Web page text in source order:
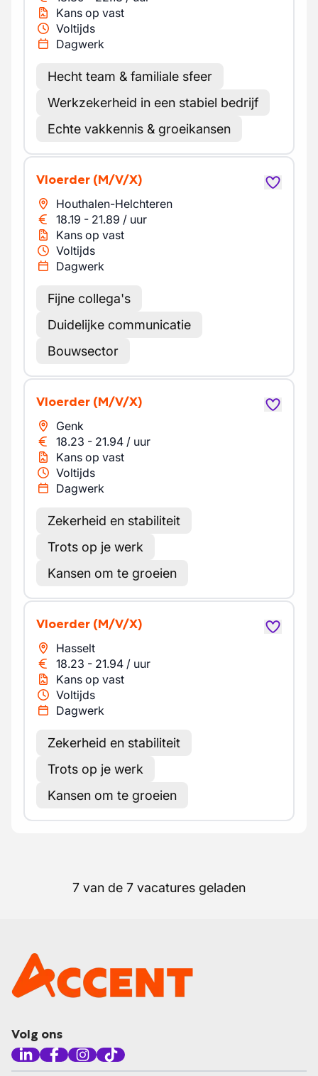
Kans op vast
Voltijds
Dagwerk
Hecht team & familiale sfeer
Werkzekerheid in een stabiel bedrijf
Echte vakkennis & groeikansen
Vloerder (M/V/X)
Houthalen-Helchteren
18.19 - 21.89 / uur
Kans op vast
Voltijds
Dagwerk
Fijne collega's
Duidelijke communicatie
Bouwsector
Vloerder (M/V/X)
Genk
18.23 - 21.94 / uur
Kans op vast
Voltijds
Dagwerk
Zekerheid en stabiliteit
Trots op je werk
Kansen om te groeien
Vloerder (M/V/X)
Hasselt
18.23 - 21.94 / uur
Kans op vast
Voltijds
Dagwerk
Zekerheid en stabiliteit
Trots op je werk
Kansen om te groeien
7 van de 7 vacatures geladen
Volg ons